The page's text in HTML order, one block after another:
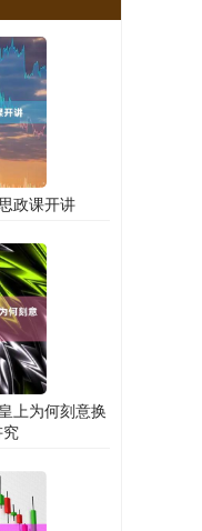
政课开讲
上为何刻意换